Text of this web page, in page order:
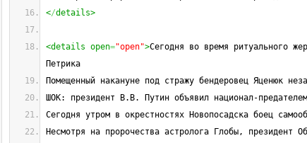
</details>
<details open="open">Сегодня во время ритуального
Петрика
Помещенный накануне под стражу бендеровец Яценюк
ШОК: президент В.В. Путин объявил национал-
Сегодня утром в окрестностях Новопосадска боец
Несмотря на пророчества астролога Глобы, президент